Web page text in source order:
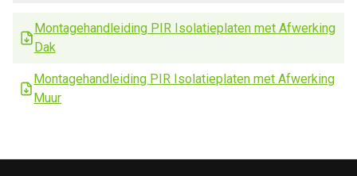
Montagehandleiding PIR Isolatieplaten met Afwerking
Dak
Montagehandleiding PIR Isolatieplaten met Afwerking
Muur